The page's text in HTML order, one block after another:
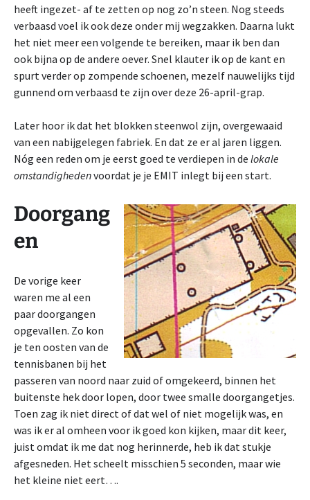
heeft ingezet- af te zetten op nog zo’n steen. Nog steeds
verbaasd voel ik ook deze onder mij wegzakken. Daarna lukt
het niet meer een volgende te bereiken, maar ik ben dan
ook bijna op de andere oever. Snel klauter ik op de kant en
spurt verder op zompende schoenen, mezelf nauwelijks tijd
gunnend om verbaasd te zijn over deze 26-april-grap.
Later hoor ik dat het blokken steenwol zijn, overgewaaid
van een nabijgelegen fabriek. En dat ze er al jaren liggen.
Nóg een reden om je eerst goed te verdiepen in de lokale
omstandighedenvoordat je je EMIT inlegt bij een start.
Doorgang
en
De vorige keer
waren me al een
paar doorgangen
opgevallen. Zo kon
je ten oosten van de
tennisbanen bij het
passeren van noord naar zuid of omgekeerd, binnen het
buitenste hek door lopen, door twee smalle doorgangetjes.
Toen zag ik niet direct of dat wel of niet mogelijk was, en
was ik er al omheen voor ik goed kon kijken, maar dit keer,
juist omdat ik me dat nog herinnerde, heb ik dat stukje
afgesneden. Het scheelt misschien 5 seconden, maar wie
het kleine niet eert….